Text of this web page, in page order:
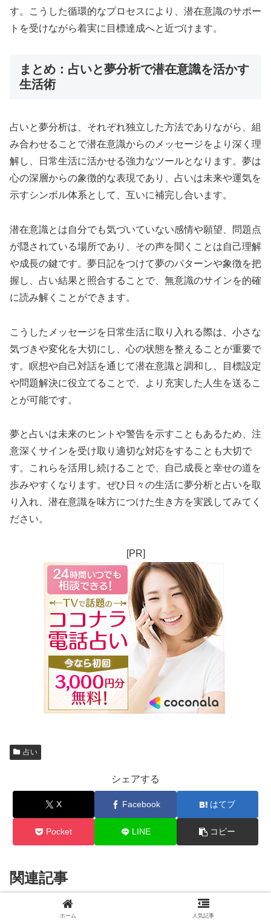
す。こうした循環的なプロセスにより、潜在意識のサポー
トを受けながら着実に目標達成へと近づけます。
まとめ：占いと夢分析で潜在意識を活かす
生活術
占いと夢分析は、それぞれ独立した方法でありながら、組
み合わせることで潜在意識からのメッセージをより深く理
解し、日常生活に活かせる強力なツールとなります。夢は
心の深層からの象徴的な表現であり、占いは未来や運気を
示すシンボル体系として、互いに補完し合います。
潜在意識とは自分でも気づいていない感情や願望、問題点
が隠されている場所であり、その声を聞くことは自己理解
や成長の鍵です。夢日記をつけて夢のパターンや象徴を把
握し、占い結果と照合することで、無意識のサインを的確
に読み解くことができます。
こうしたメッセージを日常生活に取り入れる際は、小さな
気づきや変化を大切にし、心の状態を整えることが重要で
す。瞑想や自己対話を通じて潜在意識と調和し、目標設定
や問題解決に役立てることで、より充実した人生を送るこ
とが可能です。
夢と占いは未来のヒントや警告を示すこともあるため、注
意深くサインを受け取り適切な対応をすることも大切で
す。これらを活用し続けることで、自己成長と幸せの道を
歩みやすくなります。ぜひ日々の生活に夢分析と占いを取
り入れ、潜在意識を味方につけた生き方を実践してみてく
ださい。
[PR]
占い
シェアする
X Facebook はてブ
Pocket LINE コピー
関連記事
夢占いと心理分析で深く探る潜在
ホーム 人気記事